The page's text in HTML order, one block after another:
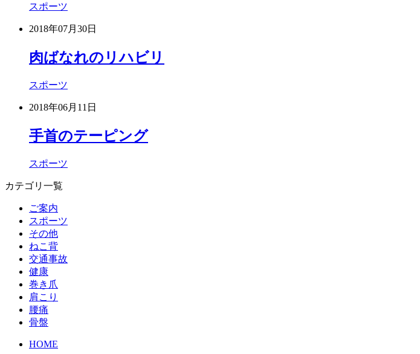
スポーツ
2018年07月30日
肉ばなれのリハビリ
スポーツ
2018年06月11日
手首のテーピング
スポーツ
カテゴリ一覧
ご案内
スポーツ
その他
ねこ背
交通事故
健康
巻き爪
肩こり
腰痛
骨盤
HOME